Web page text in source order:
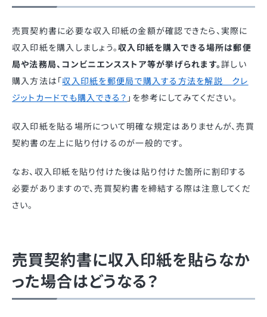
売買契約書に必要な収入印紙の金額が確認できたら、実際に
収入印紙を購入しましょう。収入印紙を購入できる場所は郵便
局や法務局、コンビニエンスストア等が挙げられます。詳しい
購入方法は「収入印紙を郵便局で購入する方法を解説 クレ
ジットカードでも購入できる？ 」を参考にしてみてください。
収入印紙を貼る場所について明確な規定はありませんが、売買
契約書の左上に貼り付けるのが一般的です。
なお、収入印紙を貼り付けた後は貼り付けた箇所に割印する
必要がありますので、売買契約書を締結する際は注意してくだ
さい。
売買契約書に収入印紙を貼らなか
った場合はどうなる？